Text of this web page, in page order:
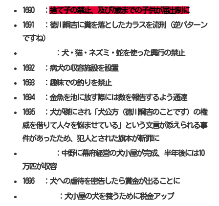
1690 ：捨て子の禁止、及び7歳までの子供が届出制に
1691 ：徳川綱吉に糞を落としたカラスを流刑（逆パターン
ですね）
：犬・猫・ネズミ・蛇を使った興行の禁止
1692 ：病犬の収容施設を設置
1693 ：趣味での釣りを禁止
1694 ：金魚を池に放す際には数を報告するよう通達
1695 ：犬が磔にされ「犬公方（徳川綱吉のことです）の権
威を借りて人々を悩ませている」という文言が添えられる事
件があったため、犯人とされた旗本が斬罪に
：中野に幕府経営の犬小屋が完成、半年後には10
万匹が収容
1696 ：犬への虐待を密告したら賞金が出ることに
：犬小屋の犬を養うために税金アップ